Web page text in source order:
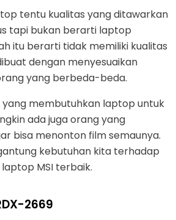
tentu kualitas yang ditawarkan
tapi bukan berarti laptop
itu berarti tidak memiliki kualitas
dengan menyesuaikan
yang berbeda-beda.
yang membutuhkan laptop untuk
ada juga orang yang
bisa menonton film semaunya.
kebutuhan kita terhadap
MSI terbaik.
2669